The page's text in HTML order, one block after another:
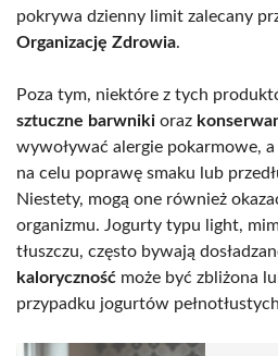
pokrywa dzienny limit zalecany
Organizację Zdrowia.
Poza tym, niektóre z tych
sztuczne barwniki oraz
wywoływać alergie pokarmowe,
na celu poprawę smaku lub
Niestety, mogą one również
organizmu. Jogurty typu light,
tłuszczu, często bywają
kaloryczność może być zbliżona
przypadku jogurtów